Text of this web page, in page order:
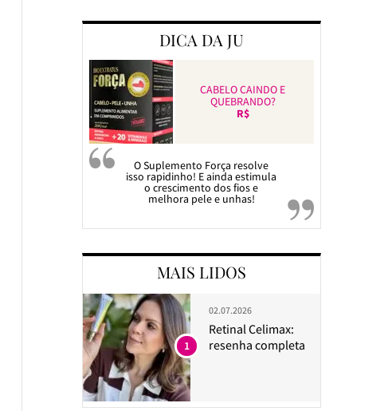
DICA DA JU
CABELO CAINDO E
QUEBRANDO?
R$
O Suplemento Força resolve
isso rapidinho! E ainda estimula
o crescimento dos fios e
melhora pele e unhas!
MAIS LIDOS
02.07.2026
Retinal Celimax:
resenha completa
1